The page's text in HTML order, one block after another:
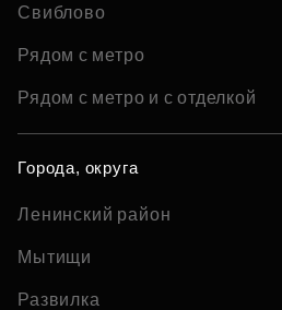
Свиблово
Рядом с метро
Рядом с метро и с отделкой
Города, округа
Ленинский район
Мытищи
Развилка